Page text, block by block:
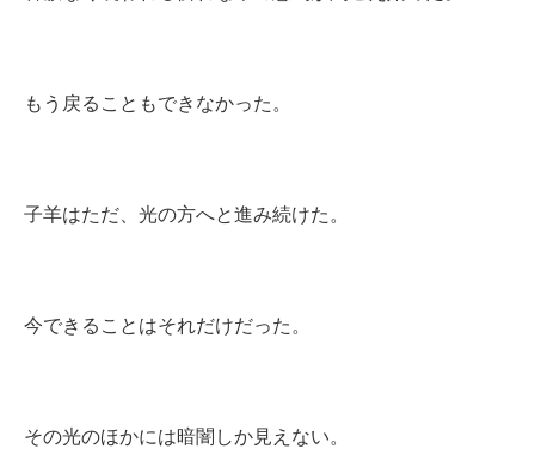
もう戻ることもできなかった。
子羊はただ、光の方へと進み続けた。
今できることはそれだけだった。
その光のほかには暗闇しか見えない。